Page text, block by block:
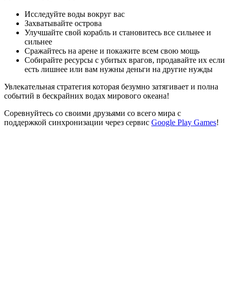
Исследуйте воды вокруг вас
Захватывайте острова
Улучшайте свой корабль и становитесь все сильнее и
сильнее
Сражайтесь на арене и покажите всем свою мощь
Собирайте ресурсы с убитых врагов, продавайте их если
есть лишнее или вам нужны деньги на другие нужды
Увлекательная стратегия которая безумно затягивает и полна
событий в бескрайних водах мирового океана!
Соревнуйтесь со своими друзьями со всего мира с
поддержкой синхронизации через сервис Google Play Games!